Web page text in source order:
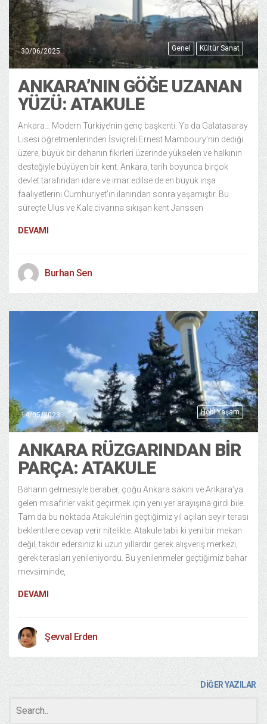
Genel Kültür Sanat
30/06/2025
ANKARA’NIN GÖĞE UZANAN
YÜZÜ: ATAKULE
Ankara… Modern Türkiye’nin genç başkenti. Ya da Galatasaray
Lisesi öğretmenlerinden İsviçreli Ernest Mamboury’nin dediği
üzere, büyük bir dehanın fikirleri üzerinde yükselen ve halkının
desteğiyle büyüyen bir kent. Ankara, tarih boyunca birçok
devlet tarafından idare ve imar edilse de en büyük inşa
faaliyetlerini Cumhuriyet’in ilanından sonra yaşamıştır. Bu
süreçte Ulus ve Kale civarına sıkışan kent Janssen
DEVAMI
Burhan Sen
Hobi Yaşam
14/05/2023
ANKARA RÜZGARINDAN BİR
PARÇA: ATAKULE
Baharın gelmesiyle beraber, çoğu Ankara sakini ve Ankara’ya
gelen misafirler vakit geçirmek için yeni yer arayışına girdi bile.
Tam da bu noktada Atakule’nin geçtiğimiz yıl açılan seyir terası
beklentilere cevap verir nitelikte. Atakule tabii ki yeni bir mekan
değil, takdir edersiniz ki uzun yıllardır gerek alışveriş merkezi,
gerek terasları yenileniyordu. Bu yenilenmeler geçtiğimiz bahar
mevsiminde,
DEVAMI
Şevval Erden
DİĞER YAZILAR